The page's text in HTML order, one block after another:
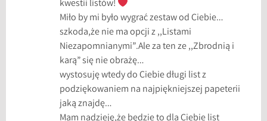
kwestii listów!
Miło by mi było wygrać zestaw od Ciebie…
szkoda,że nie ma opcji z ,,Listami
Niezapomnianymi”.Ale za ten ze ,,Zbrodnią i
karą” się nie obrażę…
wystosuję wtedy do Ciebie długi list z
podziękowaniem na najpiękniejszej papeterii
jaką znajdę…